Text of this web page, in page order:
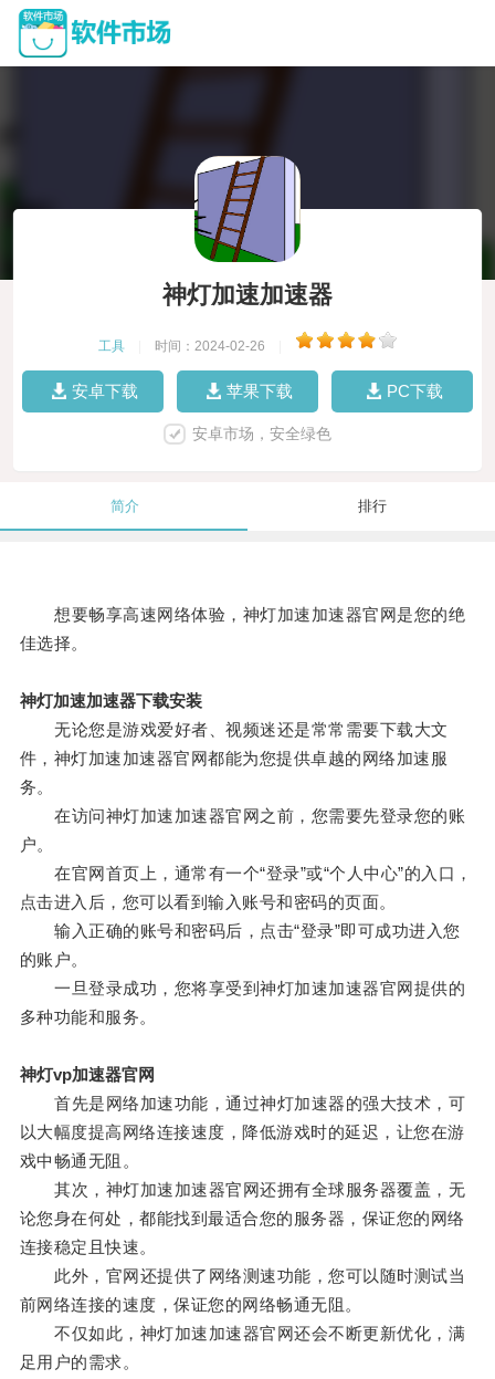
神灯加速加速器
工具 时间：2024-02-26
安卓下载 苹果下载 PC下载
安卓市场，安全绿色
简介 排行
想要畅享高速网络体验，神灯加速加速器官网是您的绝
佳选择。
神灯加速加速器下载安装
无论您是游戏爱好者、视频迷还是常常需要下载大文
件，神灯加速加速器官网都能为您提供卓越的网络加速服
务。
在访问神灯加速加速器官网之前，您需要先登录您的账
户。
在官网首页上，通常有一个“登录”或“个人中心”的入口，
点击进入后，您可以看到输入账号和密码的页面。
输入正确的账号和密码后，点击“登录”即可成功进入您
的账户。
一旦登录成功，您将享受到神灯加速加速器官网提供的
多种功能和服务。
神灯vp加速器官网
首先是网络加速功能，通过神灯加速器的强大技术，可
以大幅度提高网络连接速度，降低游戏时的延迟，让您在游
戏中畅通无阻。
其次，神灯加速加速器官网还拥有全球服务器覆盖，无
论您身在何处，都能找到最适合您的服务器，保证您的网络
连接稳定且快速。
此外，官网还提供了网络测速功能，您可以随时测试当
前网络连接的速度，保证您的网络畅通无阻。
不仅如此，神灯加速加速器官网还会不断更新优化，满
足用户的需求。